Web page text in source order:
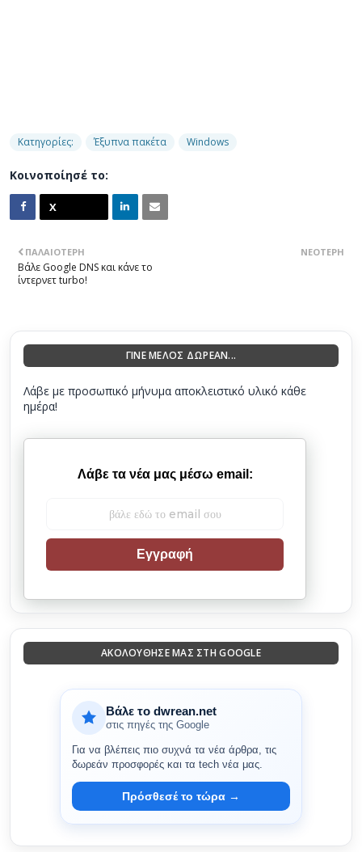
Κατηγορίες: Έξυπνα πακέτα Windows
Κοινοποίησέ το:
ΝΕΌΤΕΡΗ
ΠΑΛΑΙΌΤΕΡΗ
Βάλε Google DNS και κάνε το
ίντερνετ turbo!
ΓΙΝΕ ΜΕΛΟΣ ΔΩΡΕΑΝ...
Λάβε με προσωπικό μήνυμα αποκλειστικό υλικό κάθε
ημέρα!
Λάβε τα νέα μας μέσω email:
Εγγραφή
ΑΚΟΛΟΎΘΗΣΈ ΜΑΣ ΣΤΗ GOOGLE
Βάλε το dwrean.net
στις πηγές της Google
Για να βλέπεις πιο συχνά τα νέα άρθρα, τις
δωρεάν προσφορές και τα tech νέα μας.
Πρόσθεσέ το τώρα →